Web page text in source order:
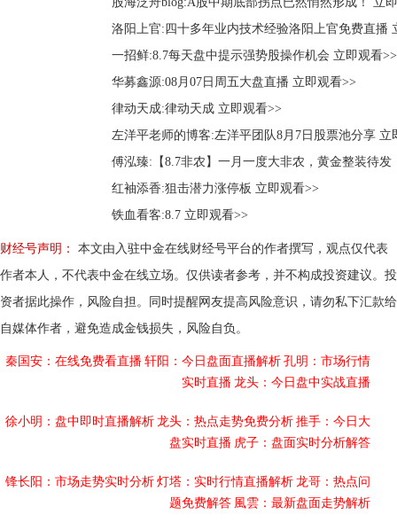
财经号声明：
本文由入驻中金在线财经号平台的作者撰写，观点仅代表
作者本人，不代表中金在线立场。仅供读者参考，并不构成投资建议。投
资者据此操作，风险自担。同时提醒网友提高风险意识，请勿私下汇款给
自媒体作者，避免造成金钱损失，风险自负。
秦国安：在线免费看直播 轩阳：今日盘面直播解析 孔明：市场行情
实时直播 龙头：今日盘中实战直播
徐小明：盘中即时直播解析 龙头：热点走势免费分析 推手：今日大
盘实时直播 虎子：盘面实时分析解答
锋长阳：市场走势实时分析 灯塔：实时行情直播解析 龙哥：热点问
题免费解答 風雲：最新盘面走势解析